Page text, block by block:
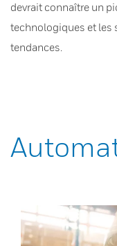
devrait connaître un
technologiques et les
tendances.